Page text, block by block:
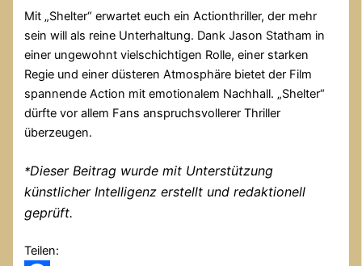
Mit „Shelter“ erwartet euch ein Actionthriller, der mehr
sein will als reine Unterhaltung. Dank Jason Statham in
einer ungewohnt vielschichtigen Rolle, einer starken
Regie und einer düsteren Atmosphäre bietet der Film
spannende Action mit emotionalem Nachhall. „Shelter“
dürfte vor allem Fans anspruchsvollerer Thriller
überzeugen.
*Dieser Beitrag wurde mit Unterstützung
künstlicher Intelligenz erstellt und redaktionell
geprüft.
Teilen: